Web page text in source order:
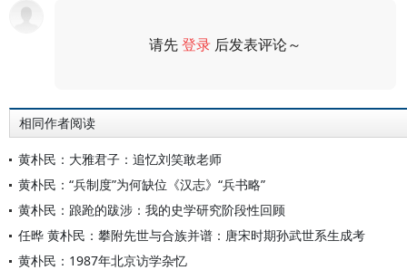
请先登录 后发表评论～
相同作者阅读
黄朴民：大雅君子：追忆刘笑敢老师
黄朴民：“兵制度”为何缺位《汉志》“兵书略”
黄朴民：踉跄的跋涉：我的史学研究阶段性回顾
任晔 黄朴民：攀附先世与合族并谱：唐宋时期孙武世系生成考
黄朴民：1987年北京访学杂忆